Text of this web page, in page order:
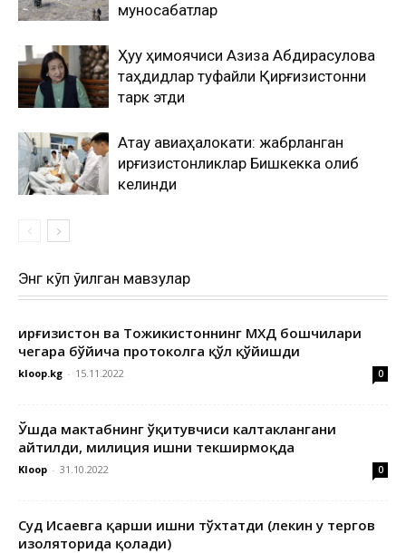
муносабатлар
Ҳуқуқ ҳимоячиси Азиза Абдирасулова
таҳдидлар туфайли Қирғизистонни
тарк этди
Ақтау авиаҳалокати: жабрланган
қирғизистонликлар Бишкекка олиб
келинди
Энг кўп ўқилган мавзулар
Қирғизистон ва Тожикистоннинг МХДҚ бошчилари
чегара бўйича протоколга қўл қўйишди
kloop.kg - 15.11.2022 0
Ўшда мактабнинг ўқитувчиси калтаклангани
айтилди, милиция ишни текширмоқда
Kloop - 31.10.2022 0
Суд Исаевга қарши ишни тўхтатди (лекин у тергов
изоляторида қолади)